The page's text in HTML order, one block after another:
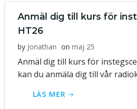
Anmäl dig till kurs för
HT26
by Jonathan on maj 25
Anmäl dig till kurs för
kan du anmäla dig till vår
LÄS MER